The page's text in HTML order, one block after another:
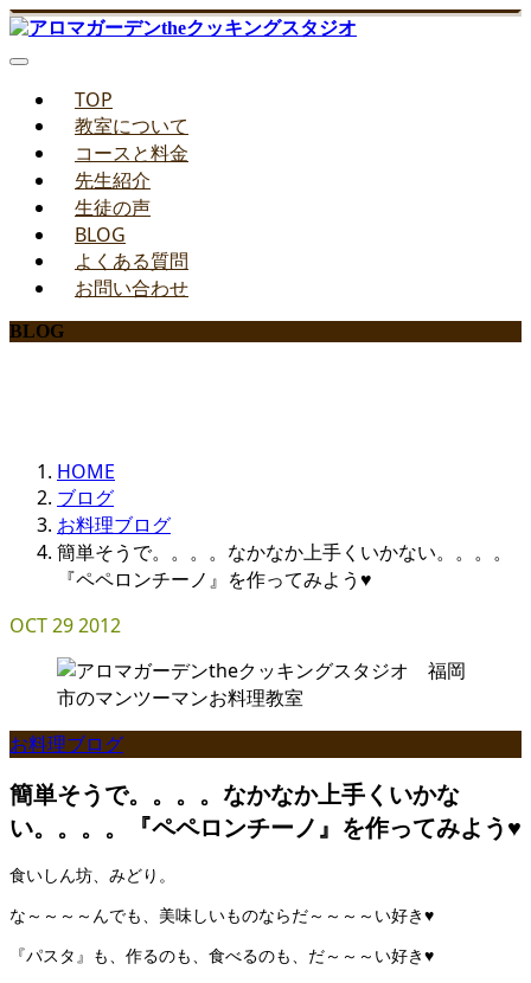
TOP
教室について
コースと料金
先生紹介
生徒の声
BLOG
よくある質問
お問い合わせ
BLOG
HOME
ブログ
お料理ブログ
簡単そうで。。。。なかなか上手くいかない。。。。
『ペペロンチーノ』を作ってみよう♥
OCT292012
お料理ブログ
簡単そうで。。。。なかなか上手くいかな
い。。。。『ペペロンチーノ』を作ってみよう♥
食いしん坊、みどり。
な～～～～んでも、美味しいものならだ～～～～い好き♥
『パスタ』も、作るのも、食べるのも、だ～～～い好き♥